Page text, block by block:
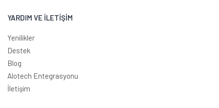
YARDIM VE İLETİŞİM
Yenilikler
Destek
Blog
Alotech Entegrasyonu
İletişim